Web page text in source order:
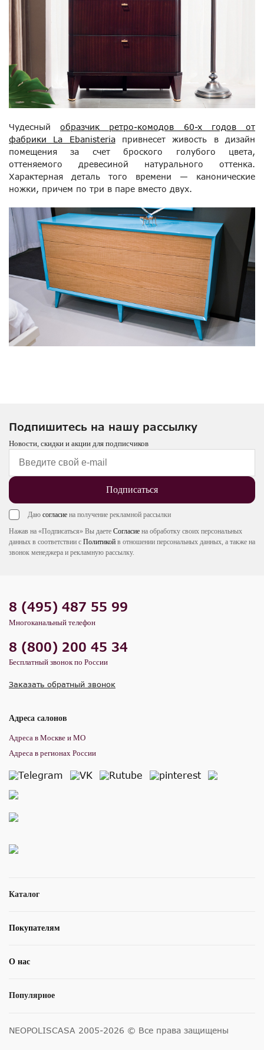
Чудесныйобразчик ретро-комодов 60-х годов от
фабрики La Ebanisteriaпривнесет живость в дизайн
помещения за счет броского голубого цвета,
оттеняемого древесиной натурального оттенка.
Характерная деталь того времени — канонические
ножки, причем по три в паре вместо двух.
Подпишитесь на нашу рассылку
Новости, скидки и акции для подписчиков
Подписаться
Даю согласие на получение рекламной рассылки
Нажав на «Подписаться» Вы даете Согласие на обработку своих персональных
данных в соответствии с Политикой в отношении персональных данных, а также на
звонок менеджера и рекламную рассылку.
Каталог
Покупателям
О нас
Популярное
8 (495) 487 55 99
Многоканальный телефон
8 (800) 200 45 34
Бесплатный звонок по России
Заказать обратный звонок
Адреса салонов
Адреса в Москве и МО
Адреса в регионах России
NEOPOLISCASA 2005-2026 © Все права защищены